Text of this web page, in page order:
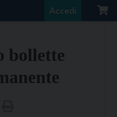
Accedi
bollette